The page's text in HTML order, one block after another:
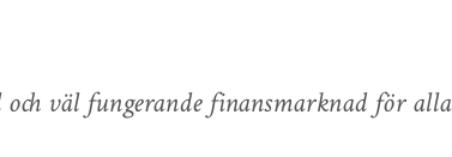
och väl fungerande finansmarknad för alla